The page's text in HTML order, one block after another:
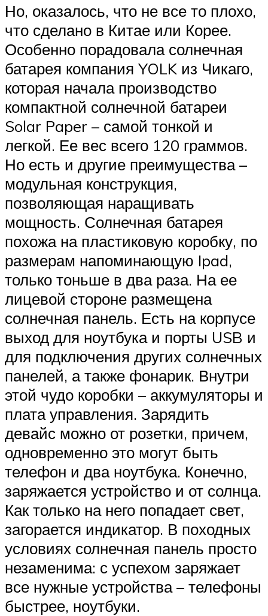
Но, оказалось, что не все то плохо,
что сделано в Китае или Корее.
Особенно порадовала солнечная
батарея компания YOLK из Чикаго,
которая начала производство
компактной солнечной батареи
Solar Paper – самой тонкой и
легкой. Ее вес всего 120 граммов.
Но есть и другие преимущества –
модульная конструкция,
позволяющая наращивать
мощность. Солнечная батарея
похожа на пластиковую коробку, по
размерам напоминающую Ipad,
только тоньше в два раза. На ее
лицевой стороне размещена
солнечная панель. Есть на корпусе
выход для ноутбука и порты USB и
для подключения других солнечных
панелей, а также фонарик. Внутри
этой чудо коробки – аккумуляторы и
плата управления. Зарядить
девайс можно от розетки, причем,
одновременно это могут быть
телефон и два ноутбука. Конечно,
заряжается устройство и от солнца.
Как только на него попадает свет,
загорается индикатор. В походных
условиях солнечная панель просто
незаменима: с успехом заряжает
все нужные устройства – телефоны
быстрее, ноутбуки.